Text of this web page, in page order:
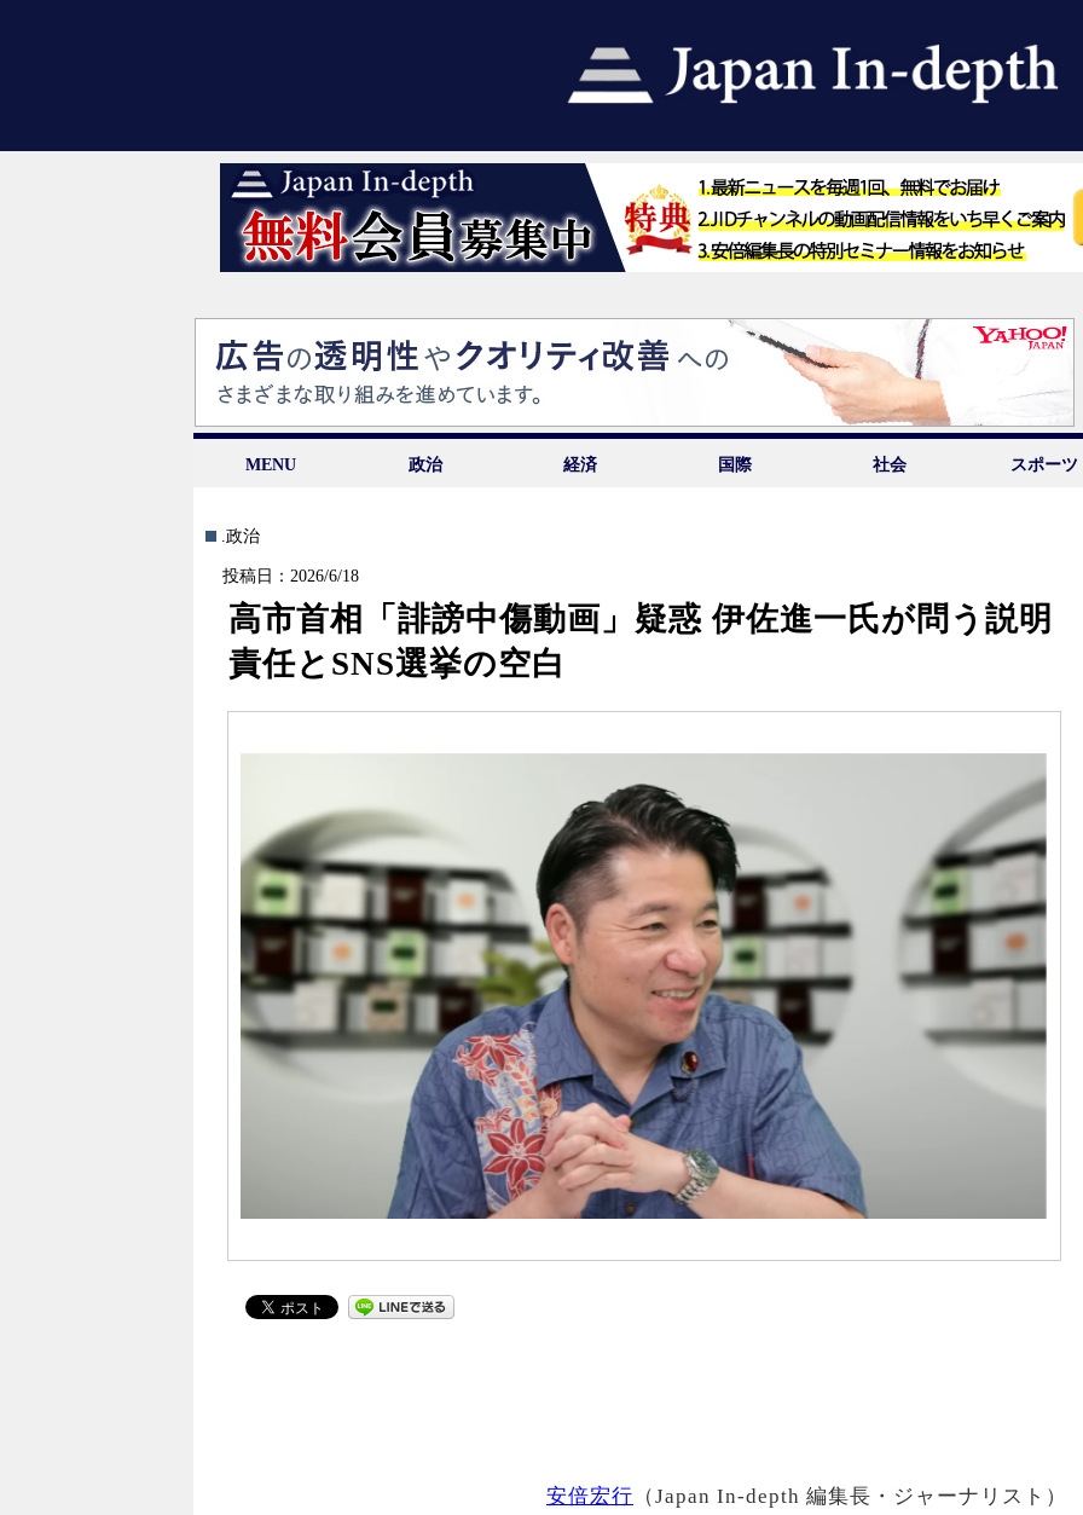
MENU 政治 経済 国際 社会 スポーツ
.政治
投稿日：2026/6/18
高市首相「誹謗中傷動画」疑惑 伊佐進一氏が問う説明
責任とSNS選挙の空白
安倍宏行 （Japan In-depth 編集長・ジャーナリスト）